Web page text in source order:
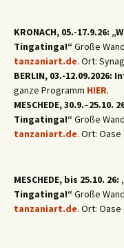
KRONACH, 05.-17.9.26:
Tingatinga!“Große
tanzaniart.de. Ort:
BERLIN, 03.-
ganze Programm HIER.
MESCHEDE, 30.9.–25.10.
Tingatinga!“Große
tanzaniart.de. Ort:
MESCHEDE, bis 25.10.
Tingatinga!“Große
tanzaniart.de. Ort: